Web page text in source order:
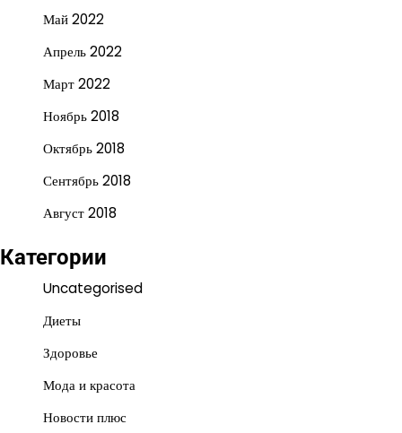
Май 2022
Апрель 2022
Март 2022
Ноябрь 2018
Октябрь 2018
Сентябрь 2018
Август 2018
Категории
Uncategorised
Диеты
Здоровье
Мода и красота
Новости плюс